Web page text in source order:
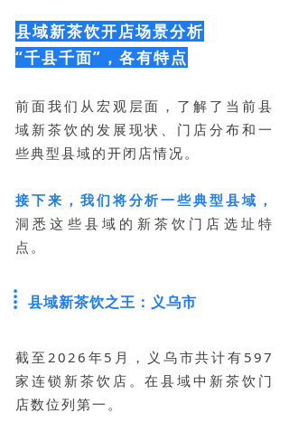
县域新茶饮开店场景分析
“千县千面”，各有特点
前面我们从宏观层面，了解了当前县
域新茶饮的发展现状、门店分布和一
些典型县域的开闭店情况。
接下来，我们将分析一些典型县域，
洞悉这些县域的新茶饮门店选址特
点。
县域新茶饮之王：义乌市
截至2026年5月，义乌市共计有597
家连锁新茶饮店。在县域中新茶饮门
店数位列第一。